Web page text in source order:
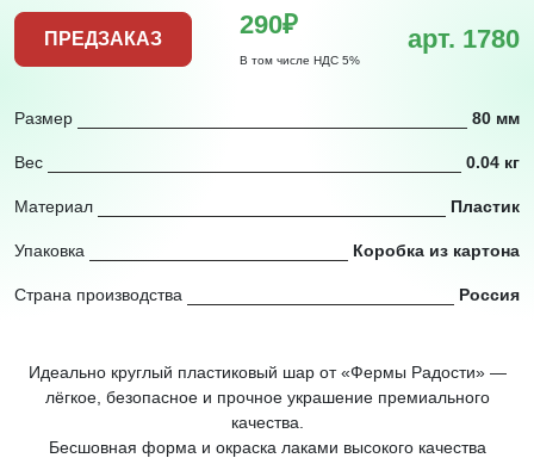
ПРЕДЗАКАЗ 290₽
В том числе НДС 5%
арт. 1780
Размер 80 мм
Вес 0.04 кг
Материал Пластик
Упаковка Коробка из картона
Страна производства Россия
Идеально круглый пластиковый шар от «Фермы Радости» —
лёгкое, безопасное и прочное украшение премиального
качества.
Бесшовная форма и окраска лаками высокого качества